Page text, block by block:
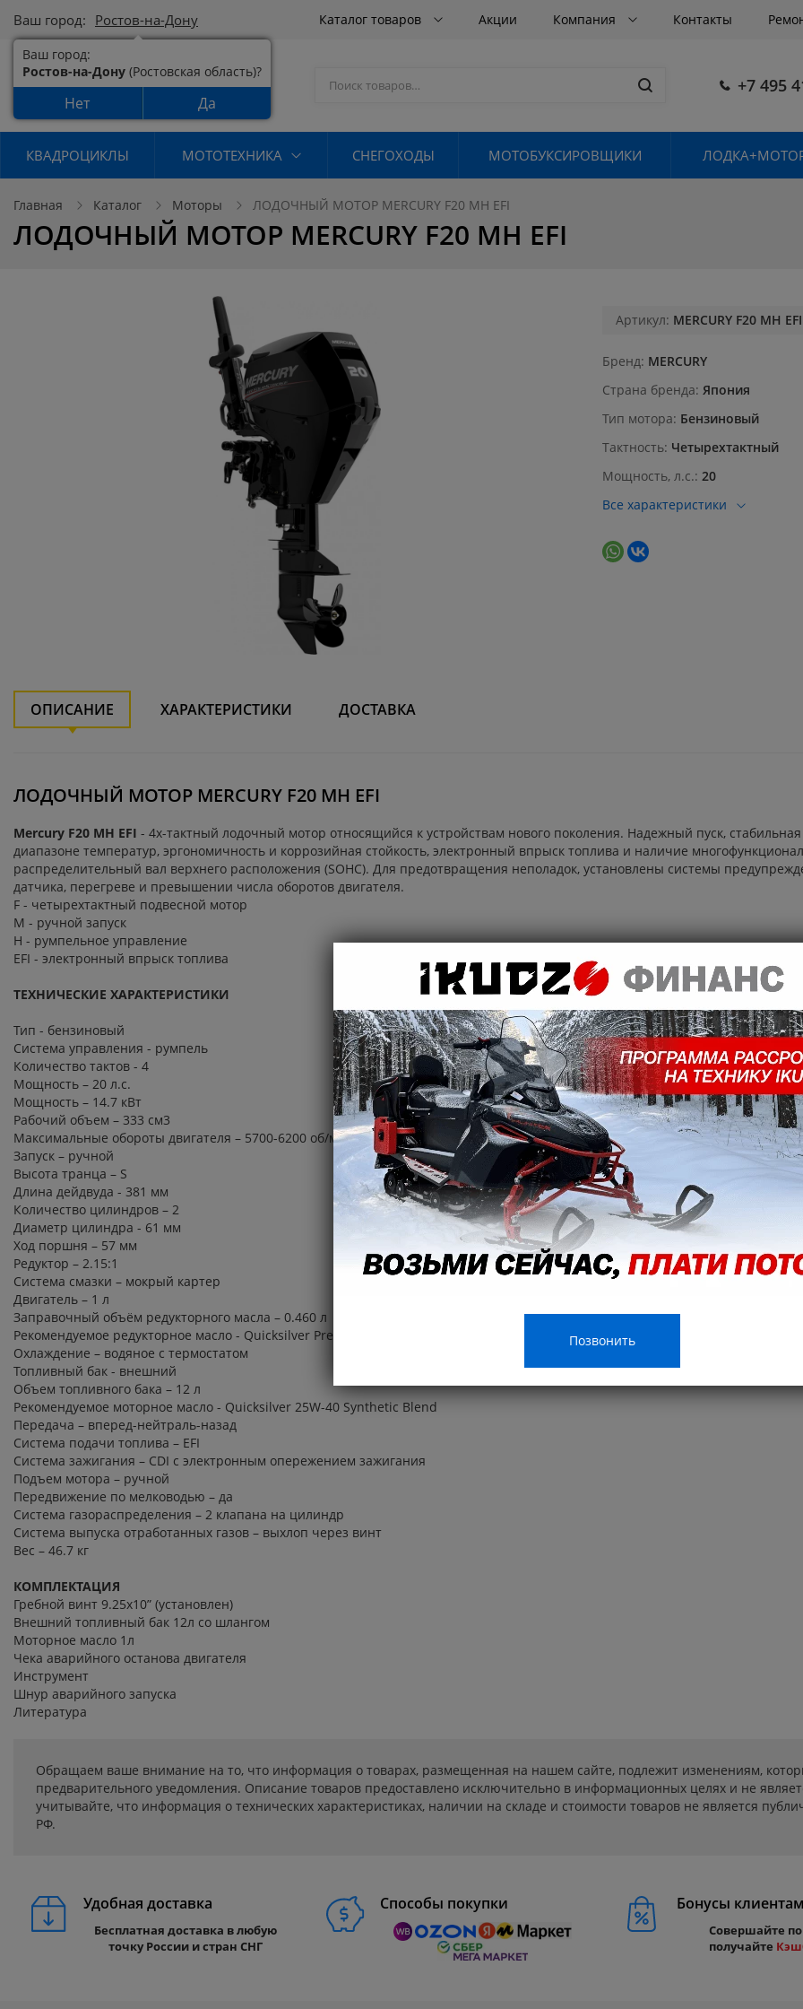
Ваш город: Ростов-на-Дону
Ваш город:
Ростов-на-Дону (Ростовская область)?
Нет Да
Каталог товаров Акции Компания Контакты
+7 495
КВАДРОЦИКЛЫ МОТОТЕХНИКА СНЕГОХОДЫ МОТОБУКСИРОВЩИКИ
Главная Каталог Моторы ЛОДОЧНЫЙ МОТОР MERCURY F20 MH EFI
ЛОДОЧНЫЙ МОТОР MERCURY F20 MH EFI
Артикул: MERCURY F20 MH EFI
Бренд MERCURY
Страна бренда Япония
Тип мотора Бензиновый
Тактность Четырехтактный
Мощность, л.с. 20
Все характеристики
ОПИСАНИЕ ХАРАКТЕРИСТИКИ ДОСТАВКА
ЛОДОЧНЫЙ МОТОР MERCURY F20 MH EFI
Mercury F20 MH EFI - 4х-тактный лодочный мотор относящийся к устройствам нового поколения. Надежный пуск,
диапазоне температур, эргономичность и коррозийная стойкость, электронный впрыск топлива и наличие
распределительный вал верхнего расположения (SOHC). Для предотвращения неполадок, установлены системы
датчика, перегреве и превышении числа оборотов двигателя.
F - четырехтактный подвесной мотор
М - ручной запуск
H - румпельное управление
EFI - электронный впрыск топлива
ТЕХНИЧЕСКИЕ ХАРАКТЕРИСТИКИ
Тип - бензиновый
Система управления - румпель
Количество тактов - 4
Мощность – 20 л.с.
Мощность – 14.7 кВт
Рабочий объем – 333 см3
Максимальные обороты двигателя – 5700-6200 об/мин
Запуск – ручной
Высота транца – S
Длина дейдвуда - 381 мм
Количество цилиндров – 2
Диаметр цилиндра - 61 мм
Ход поршня – 57 мм
Редуктор – 2.15:1
Система смазки – мокрый картер
Двигатель – 1 л
Заправочный объём редукторного масла – 0.460 л
Рекомендуемое редукторное масло - Quicksilver Premium Gear Lube
Охлаждение – водяное с термостатом
Топливный бак - внешний
Объем топливного бака – 12 л
Рекомендуемое моторное масло - Quicksilver 25W-40 Synthetic Blend
Передача – вперед-нейтраль-назад
Система подачи топлива – EFI
Система зажигания – CDI с электронным опережением зажигания
Подъем мотора – ручной
Передвижение по мелководью – да
Система газораспределения – 2 клапана на цилиндр
Система выпуска отработанных газов – выхлоп через винт
Вес – 46.7 кг
КОМПЛЕКТАЦИЯ
Гребной винт 9.25х10” (установлен)
Внешний топливный бак 12л со шлангом
Моторное масло 1л
Чека аварийного останова двигателя
Инструмент
Шнур аварийного запуска
Литература
Обращаем ваше внимание на то, что информация о товарах, размещенная на нашем сайте, подлежит изменениям,
предварительного уведомления. Описание товаров предоставлено исключительно в информационных целях и не
учитывайте, что информация о технических характеристиках, наличии на складе и стоимости товаров не является
РФ.
Удобная доставка
Бесплатная доставка в любую
точку России и стран СНГ
Способы покупки Бонусы клиентам
Совершайте
получайте
Позвонить